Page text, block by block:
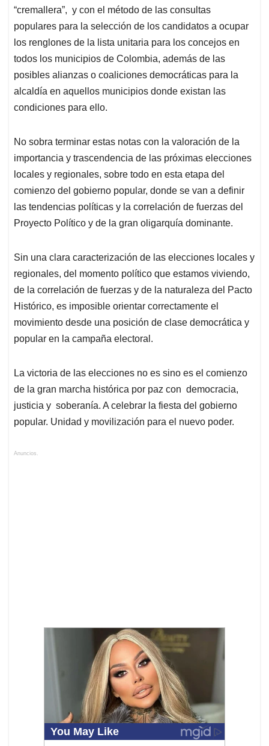
“cremallera”, y con el método de las consultas
populares para la selección de los candidatos a ocupar
los renglones de la lista unitaria para los concejos en
todos los municipios de Colombia, además de las
posibles alianzas o coaliciones democráticas para la
alcaldía en aquellos municipios donde existan las
condiciones para ello.
No sobra terminar estas notas con la valoración de la
importancia y trascendencia de las próximas elecciones
locales y regionales, sobre todo en esta etapa del
comienzo del gobierno popular, donde se van a definir
las tendencias políticas y la correlación de fuerzas del
Proyecto Político y de la gran oligarquía dominante.
Sin una clara caracterización de las elecciones locales y
regionales, del momento político que estamos viviendo,
de la correlación de fuerzas y de la naturaleza del Pacto
Histórico, es imposible orientar correctamente el
movimiento desde una posición de clase democrática y
popular en la campaña electoral.
La victoria de las elecciones no es sino es el comienzo
de la gran marcha histórica por paz con democracia,
justicia y soberanía. A celebrar la fiesta del gobierno
popular. Unidad y movilización para el nuevo poder.
Anuncios.